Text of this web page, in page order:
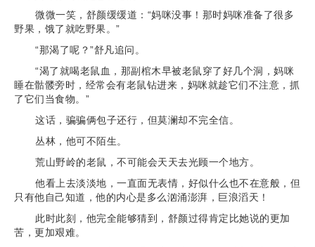
微微一笑，舒颜缓缓道：“妈咪没事！那时妈咪准备了很多
野果，饿了就吃野果。”
“那渴了呢？”舒凡追问。
“渴了就喝老鼠血，那副棺木早被老鼠穿了好几个洞，妈咪
睡在骷髅旁时，经常会有老鼠钻进来，妈咪就趁它们不注意，抓
了它们当食物。”
这话，骗骗俩包子还行，但莫澜却不完全信。
丛林，他可不陌生。
荒山野岭的老鼠，不可能会天天去光顾一个地方。
他看上去淡淡地，一直面无表情，好似什么也不在意般，但
只有他自己知道，他的内心是多么汹涌澎湃，巨浪滔天！
此时此刻，他完全能够猜到，舒颜过得肯定比她说的更加
苦，更加艰难。